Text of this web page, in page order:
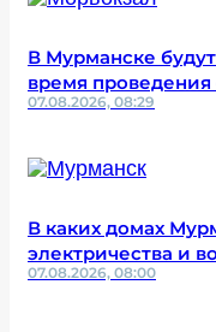
В Мурманске
время проведения
07.08.2026, 08:29
В каких домах
электричества и
07.08.2026, 08:00